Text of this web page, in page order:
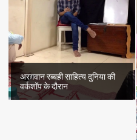
अरग़वान रब्बही साहित्य दुनिया की
वर्कशॉप के दौरान